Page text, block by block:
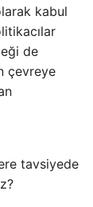
kabul
de
çevreye
tavsiyede